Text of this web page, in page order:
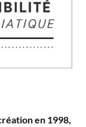
en 1998,